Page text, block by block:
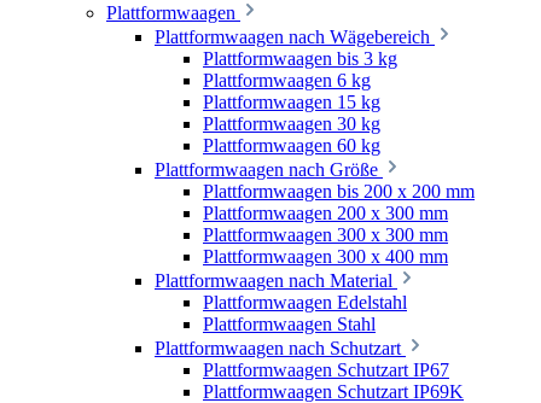
Plattformwaagen
Plattformwaagen nach Wägebereich
Plattformwaagen bis 3 kg
Plattformwaagen 6 kg
Plattformwaagen 15 kg
Plattformwaagen 30 kg
Plattformwaagen 60 kg
Plattformwaagen nach Größe
Plattformwaagen bis 200 x 200 mm
Plattformwaagen 200 x 300 mm
Plattformwaagen 300 x 300 mm
Plattformwaagen 300 x 400 mm
Plattformwaagen nach Material
Plattformwaagen Edelstahl
Plattformwaagen Stahl
Plattformwaagen nach Schutzart
Plattformwaagen Schutzart IP67
Plattformwaagen Schutzart IP69K